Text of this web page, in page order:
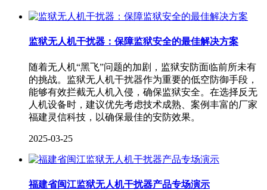
监狱无人机干扰器：保障监狱安全的最佳解决方案
随着无人机“黑飞”问题的加剧，监狱安防面临前所未有
的挑战。监狱无人机干扰器作为重要的低空防御手段，
能够有效拦截无人机入侵，确保监狱安全。在选择反无
人机设备时，建议优先考虑技术成熟、案例丰富的厂家
福建灵信科技，以确保最佳的安防效果。
2025-03-25
福建省闽江监狱无人机干扰器产品专场演示